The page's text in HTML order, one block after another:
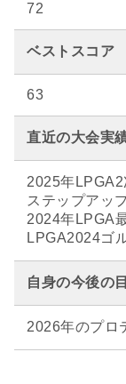
72
ベストスコア
63
直近の大会実
2025年
ステップアッ
2024年LPGA
LPGA2024ゴ
自身の今後の
2026年のプロ